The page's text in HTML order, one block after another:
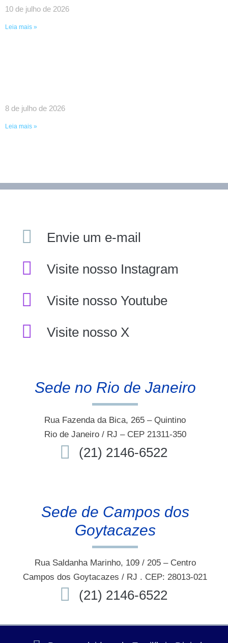
10 de julho de 2026
Leia mais »
8 de julho de 2026
Leia mais »
Envie um e-mail
Visite nosso Instagram
Visite nosso Youtube
Visite nosso X
Sede no Rio de Janeiro
Rua Fazenda da Bica, 265 – Quintino
Rio de Janeiro / RJ – CEP 21311-350
(21) 2146-6522
Sede de Campos dos
Goytacazes
Rua Saldanha Marinho, 109 / 205 – Centro
Campos dos Goytacazes / RJ . CEP: 28013-021
(21) 2146-6522